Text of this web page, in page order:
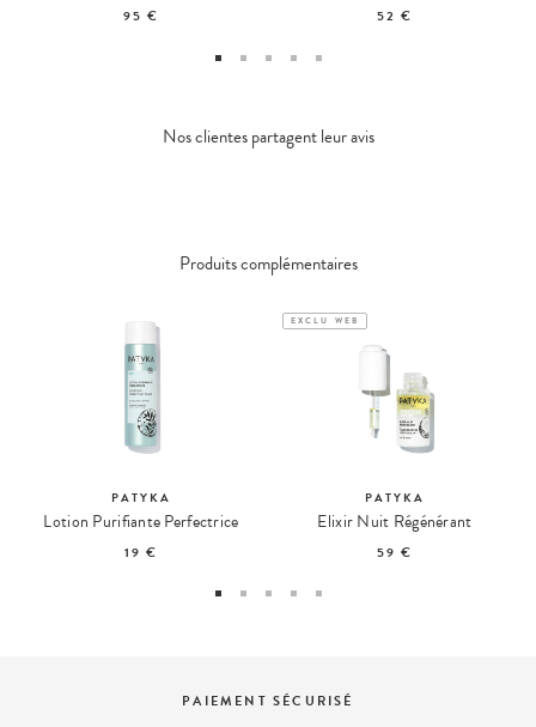
95 € 52 €
Nos clientes partagent leur avis
Produits complémentaires
PATYKA
Lotion Purifiante Perfectrice
19 €
EXCLU WEB
PATYKA
Elixir Nuit Régénérant
59 €
PAIEMENT SÉCURISÉ